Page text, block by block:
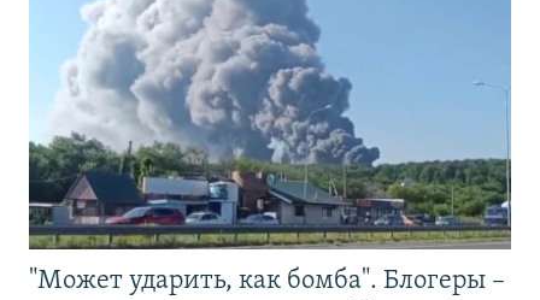
"Может ударить, как бомба". Блогеры –